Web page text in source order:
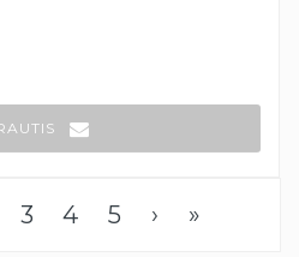
3 4 5 › »